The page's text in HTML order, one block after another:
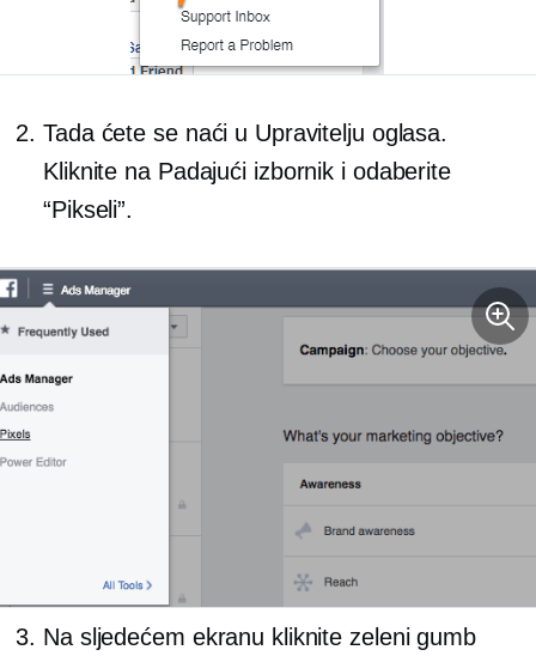
Tada ćete se naći u Upravitelju oglasa.
Kliknite na Padajući izbornik i odaberite
“Pikseli”.
Na sljedećem ekranu kliknite zeleni gumb